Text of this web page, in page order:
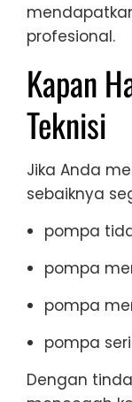
profesional.
Kapan
Teknisi
Jika Anda
sebaiknya
pompa
pompa
pompa
pompa
Dengan